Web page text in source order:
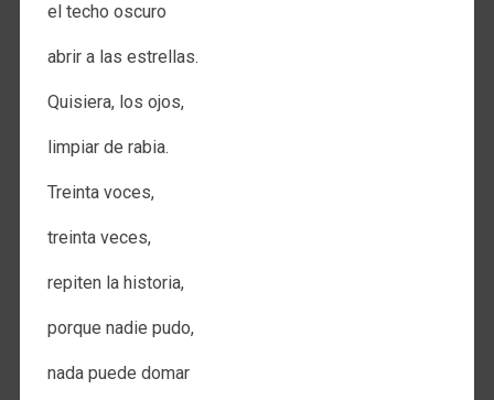
el techo oscuro
abrir a las estrellas.
Quisiera, los ojos,
limpiar de rabia.
Treinta voces,
treinta veces,
repiten la historia,
porque nadie pudo,
nada puede domar